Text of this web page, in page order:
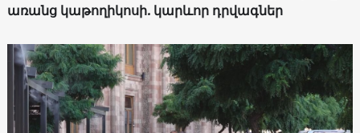
առանց կաթողիկոսի. կարևոր դրվագներ